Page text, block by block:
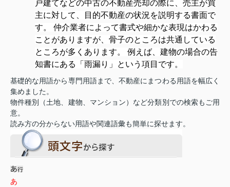
戸建てなどの中古の不動産売却の際に、売主が買
主に対して、目的不動産の状況を説明する書面で
す。 仲介業者によって書式や細かな表現はかわる
ことがありますが、骨子のところは共通している
ところが多くあります。 例えば、建物の場合の告
知書にある「雨漏り」という項目です。
基礎的な用語から専門用語まで、不動産にまつわる用語を幅広く
集めました。
物件種別（土地、建物、マンション）など分類別での検索もご用
意。
読み方の分からない用語や関連語彙も簡単に探せます。
あ